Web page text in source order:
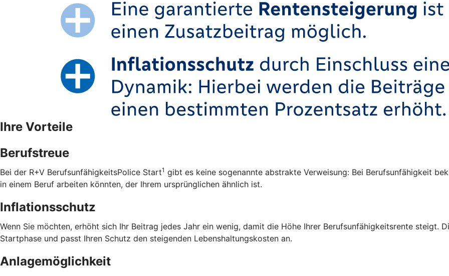
Ihre Vorteile
Berufstreue
Bei der R+V BerufsunfähigkeitsPolice Start1 gibt es keine sogenannte abstrakte Verweisung: Bei Berufsunfähigkeit
in einem Beruf arbeiten könnten, der Ihrem ursprünglichen ähnlich ist.
Inflationsschutz
Wenn Sie möchten, erhöht sich Ihr Beitrag jedes Jahr ein wenig, damit die Höhe Ihrer Berufsunfähigkeitsrente steigt.
Startphase und passt Ihren Schutz den steigenden Lebenshaltungskosten an.
Anlagemöglichkeit